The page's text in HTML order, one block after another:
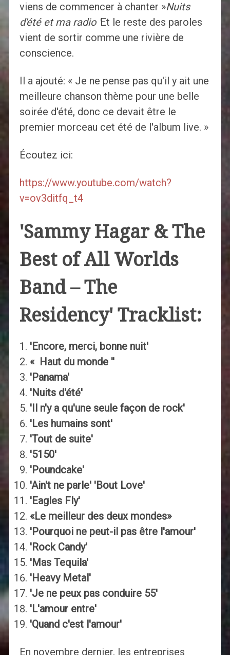
viens de commencer à chanter »Nuits
d'été et ma radio ' Et le reste des paroles
vient de sortir comme une rivière de
conscience.
Il a ajouté: « Je ne pense pas qu'il y ait une
meilleure chanson thème pour une belle
soirée d'été, donc ce devait être le
premier morceau cet été de l'album live. »
Écoutez ici:
https://www.youtube.com/watch?
v=ov3ditfq_t4
'Sammy Hagar & The
Best of All Worlds
Band – The
Residency' Tracklist:
'Encore, merci, bonne nuit'
« Haut du monde ''
'Panama'
'Nuits d'été'
'Il n'y a qu'une seule façon de rock'
'Les humains sont'
'Tout de suite'
'5150'
'Poundcake'
'Ain't ne parle' 'Bout Love'
'Eagles Fly'
«Le meilleur des deux mondes»
'Pourquoi ne peut-il pas être l'amour'
'Rock Candy'
'Mas Tequila'
'Heavy Metal'
'Je ne peux pas conduire 55'
'L'amour entre'
'Quand c'est l'amour'
En novembre dernier, les entreprises